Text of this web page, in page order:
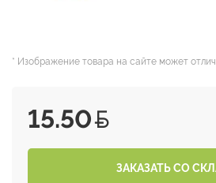
* Изображение товара на сайте может
15.50
ЗАКАЗАТЬ СО